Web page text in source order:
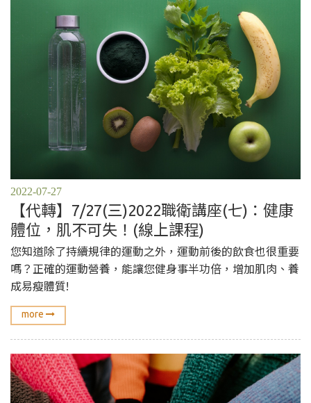
2022-07-27
【代轉】7/27(三)2022職衛講座(七)：健康
體位，肌不可失！(線上課程)
您知道除了持續規律的運動之外，運動前後的飲食也很重要
嗎？正確的運動營養，能讓您健身事半功倍，增加肌肉、養
成易瘦體質!
more